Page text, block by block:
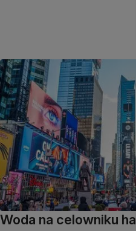
Woda na celowniku